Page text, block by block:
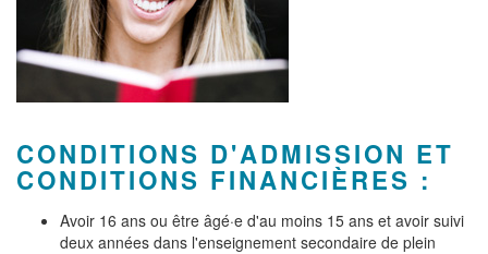
CONDITIONS D'ADMISSION ET
CONDITIONS FINANCIÈRES :
Avoir 16 ans ou être âgé·e d'au moins 15 ans et avoir suivi
deux années dans l'enseignement secondaire de plein